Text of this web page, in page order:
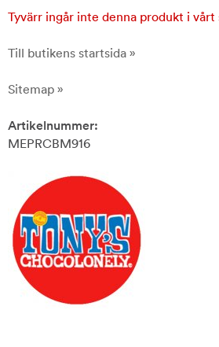
Tyvärr ingår inte denna produkt i
Till butikens startsida »
Sitemap »
Artikelnummer:
MEPRCBM916